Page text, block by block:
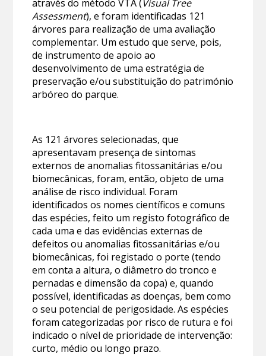
através do método VTA (Visual Tree
Assessment), e foram identificadas 121
árvores para realização de uma avaliação
complementar. Um estudo que serve, pois,
de instrumento de apoio ao
desenvolvimento de uma estratégia de
preservação e/ou substituição do património
arbóreo do parque.
As 121 árvores selecionadas, que
apresentavam presença de sintomas
externos de anomalias fitossanitárias e/ou
biomecânicas, foram, então, objeto de uma
análise de risco individual. Foram
identificados os nomes científicos e comuns
das espécies, feito um registo fotográfico de
cada uma e das evidências externas de
defeitos ou anomalias fitossanitárias e/ou
biomecânicas, foi registado o porte (tendo
em conta a altura, o diâmetro do tronco e
pernadas e dimensão da copa) e, quando
possível, identificadas as doenças, bem como
o seu potencial de perigosidade. As espécies
foram categorizadas por risco de rutura e foi
indicado o nível de prioridade de intervenção:
curto, médio ou longo prazo.